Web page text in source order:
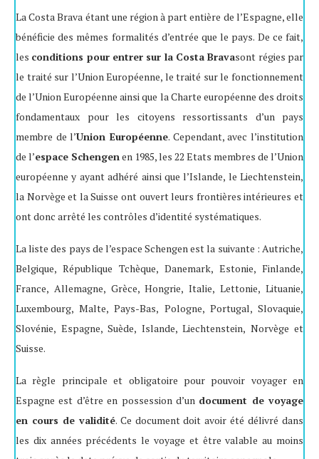
La Costa Brava étant une région à part entière de l’Espagne, elle
bénéficie des mêmes formalités d’entrée que le pays. De ce fait,
les conditions pour entrer sur la Costa Bravasont régies par
le traité sur l’Union Européenne, le traité sur le fonctionnement
de l’Union Européenne ainsi que la Charte européenne des droits
fondamentaux pour les citoyens ressortissants d’un pays
membre de l’Union Européenne. Cependant, avec l’institution
de l’espace Schengenen 1985, les 22 Etats membres de l’Union
européenne y ayant adhéré ainsi que l’Islande, le Liechtenstein,
la Norvège et la Suisse ont ouvert leurs frontières intérieures et
ont donc arrêté les contrôles d’identité systématiques.
La liste des pays de l’espace Schengen est la suivante : Autriche,
Belgique, République Tchèque, Danemark, Estonie, Finlande,
France, Allemagne, Grèce, Hongrie, Italie, Lettonie, Lituanie,
Luxembourg, Malte, Pays-Bas, Pologne, Portugal, Slovaquie,
Slovénie, Espagne, Suède, Islande, Liechtenstein, Norvège et
Suisse.
La règle principale et obligatoire pour pouvoir voyager en
Espagne est d’être en possession d’un document de voyage
en cours de validité. Ce document doit avoir été délivré dans
les dix années précédents le voyage et être valable au moins